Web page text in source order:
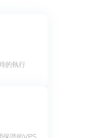
的執行